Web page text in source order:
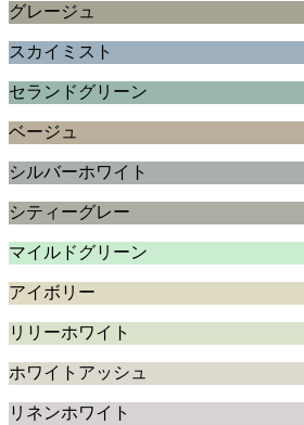
グレージュ
スカイミスト
セランドグリーン
ベージュ
シルバーホワイト
シティーグレー
マイルドグリーン
アイボリー
リリーホワイト
ホワイトアッシュ
リネンホワイト